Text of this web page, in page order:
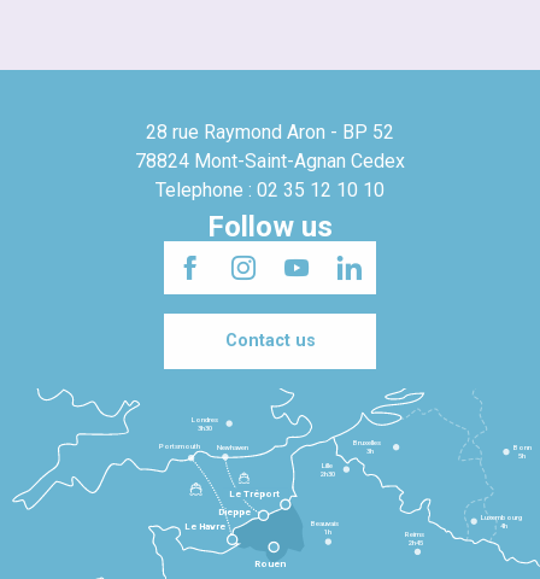
28 rue Raymond Aron - BP 52
78824 Mont-Saint-Agnan Cedex
Telephone : 02 35 12 10 10
Follow us
Contact us
Le Havre
Dieppe
Le Tréport
Beauvais
1h
Reims
2h45
Lille
2h30
Bruxelles
3h
Londres
3h30
Newhaven
Portsmouth
Bonn
5h
Luxembourg
4h
Rouen